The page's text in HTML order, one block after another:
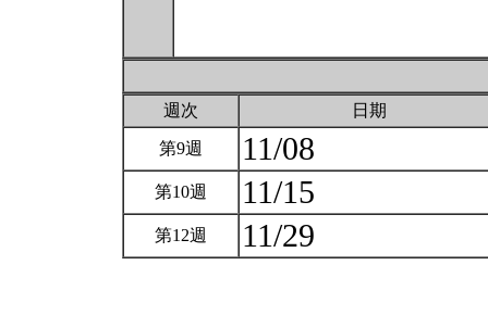
週次 日期
第9週 11/08
第10週 11/15
第12週 11/29